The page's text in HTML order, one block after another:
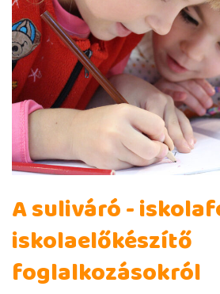
A suliváró -
iskolaelőkészítő
foglalkozásokról